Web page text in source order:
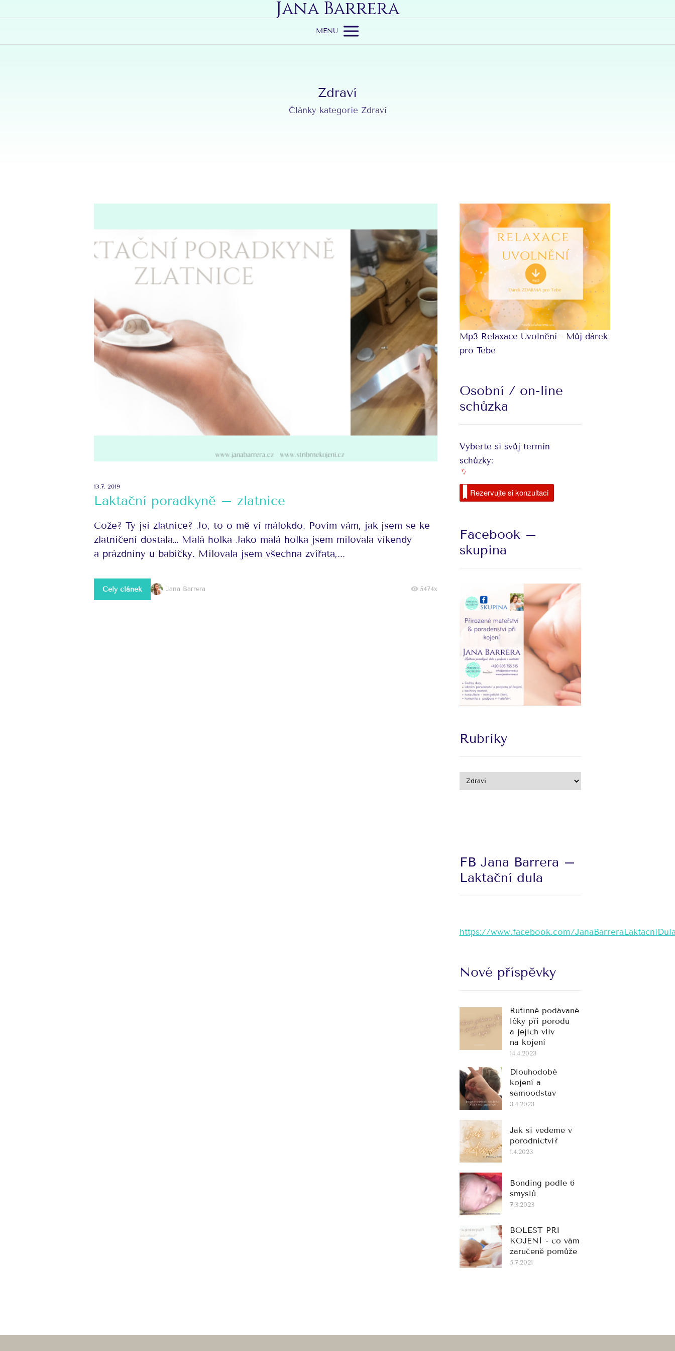
Jana Barrera
MENU
Zdraví
Články kategorie Zdraví
13.7. 2019
Laktační poradkyně – zlatnice
Cože? Ty jsi zlatnice? Jo, to o mě ví málokdo. Povím vám, jak jsem se ke
zlatničení dostala… Malá holka Jako malá holka jsem milovala víkendy
a prázdniny u babičky. Milovala jsem všechna zvířata,...
Celý článek Jana Barrera 5474x
Mp3 Relaxace Uvolnění - Můj dárek
pro Tebe
Osobní / on-line
schůzka
Vyberte si svůj termín
schůzky:
Rezervujte si konzultaci
Facebook –
skupina
Rubriky
FB Jana Barrera –
Laktační dula
https://www.facebook.com/
Nové příspěvky
Rutinně podávané
léky při porodu
a jejich vliv
na kojení
14.4.2023
Dlouhodobé
kojení a
samoodstav
3.4.2023
Jak si vedeme v
porodnictví?
1.4.2023
Bonding podle 6
smyslů
7.3.2023
BOLEST PŘI
KOJENÍ - co vám
zaručeně pomůže
5.7.2021